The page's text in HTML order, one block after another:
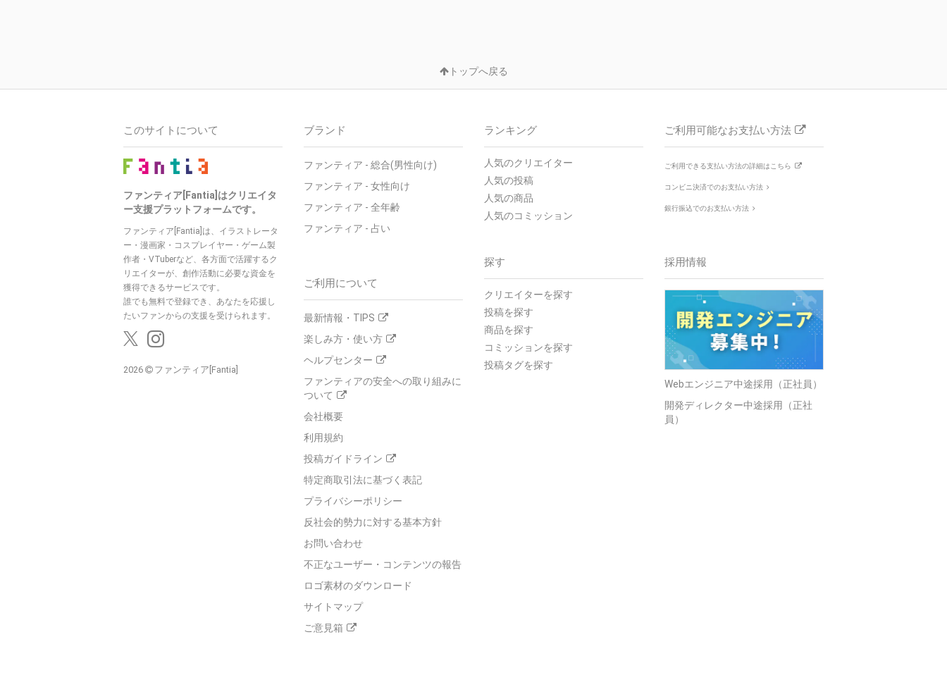
トップへ戻る
ブランド
ファンティア - 総合(男性向け)
ファンティア - 女性向け
ファンティア - 全年齢
ファンティア - 占い
ご利用について
最新情報・TIPS
楽しみ方・使い方
ヘルプセンター
ファンティアの安全への取り組みに
ついて
会社概要
利用規約
投稿ガイドライン
特定商取引法に基づく表記
プライバシーポリシー
反社会的勢力に対する基本方針
お問い合わせ
不正なユーザー・コンテンツの報告
ロゴ素材のダウンロード
サイトマップ
ご意見箱
ランキング
人気のクリエイター
人気の投稿
人気の商品
人気のコミッション
探す
クリエイターを探す
投稿を探す
商品を探す
コミッションを探す
投稿タグを探す
ご利用可能なお支払い方法
ご利用できる支払い方法の詳細はこちら
コンビニ決済でのお支払い方法
銀行振込でのお支払い方法
採用情報
Webエンジニア中途採用（正社員）
開発ディレクター中途採用（正社
員）
このサイトについて
ファンティア[Fantia]はクリエイタ
ー支援プラットフォームです。
ファンティア[Fantia]は、イラストレータ
ー・漫画家・コスプレイヤー・ゲーム製
作者・VTuberなど、各方面で活躍するク
リエイターが、創作活動に必要な資金を
獲得できるサービスです。
誰でも無料で登録でき、あなたを応援し
たいファンからの支援を受けられます。
2026 ファンティア[Fantia]